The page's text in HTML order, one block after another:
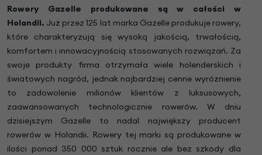
Rowery Gazelle produkowane są w całości w
Holandii. Już przez 125 lat marka Gazelle produkuje rowery,
które charakteryzują się wysoką jakością, trwałością,
komfortem i innowacyjnością stosowanych rozwiązań. Za
swoje produkty firma otrzymała wiele holenderskich i
światowych nagród, jednak najbardziej cenne wyróżnienie
to zadowolenie milionów klientów z luksusowych,
zaawansowanych technologicznie rowerów. W dniu
dzisiejszym Gazelle to nadal największy producent
rowerów w Holandii. Rowery tej marki są produkowane w
ilości ponad 350 000 sztuk rocznie ale bez szkody dla